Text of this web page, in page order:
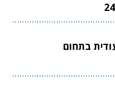
בתחום